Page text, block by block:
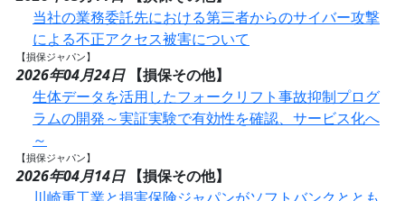
当社の業務委託先における第三者からのサイバー攻撃
による不正アクセス被害について
【損保ジャパン】
2026年04月24日
【損保その他】
生体データを活用したフォークリフト事故抑制プログ
ラムの開発～実証実験で有効性を確認、サービス化へ
～
【損保ジャパン】
2026年04月14日
【損保その他】